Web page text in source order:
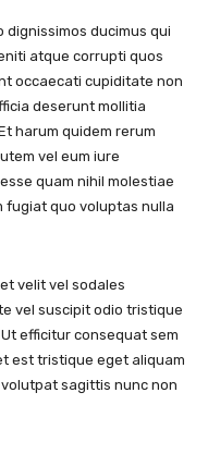
ducimus qui
atque corrupti quos
occaecati cupiditate non
deserunt mollitia
harum quidem rerum
vel eum iure
quam nihil molestiae
fugiat quo voluptas nulla
velit vel sodales
vel suscipit odio tristique
efficitur consequat sem
est tristique eget aliquam
sagittis nunc non